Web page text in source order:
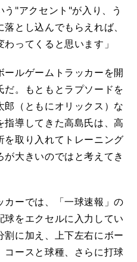
"アクセント"が入り、う
とし込んでもらえれば、
ってくると思います」
ルゲームトラッカーを開
。もともとラプソードを
（ともにオリックス）な
指導してきた高島氏は、高
取り入れてトレーニング
大きいのではと考えてき
ーでは、「一球速報」の
球をエクセルに入力してい
割に加え、上下左右にボー
コースと球種、さらに打球